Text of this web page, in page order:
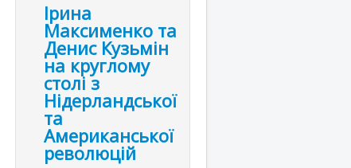
Ірина
Максименко та
Денис Кузьмін
на круглому
столі з
Нідерландської
та
Американської
революцій